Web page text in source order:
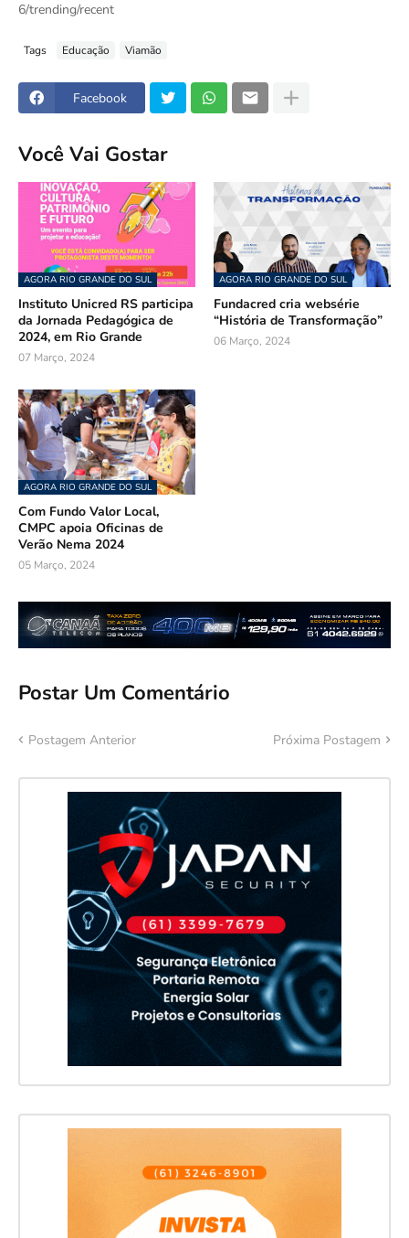
6/trending/recent
Tags Educação Viamão
Facebook
Você Vai Gostar
AGORA RIO GRANDE DO SUL
Instituto Unicred RS participa
da Jornada Pedagógica de
2024, em Rio Grande
07 Março, 2024
AGORA RIO GRANDE DO SUL
Fundacred cria websérie
“História de Transformação”
06 Março, 2024
AGORA RIO GRANDE DO SUL
Com Fundo Valor Local,
CMPC apoia Oficinas de
Verão Nema 2024
05 Março, 2024
Postar Um Comentário
Postagem Anterior Próxima Postagem